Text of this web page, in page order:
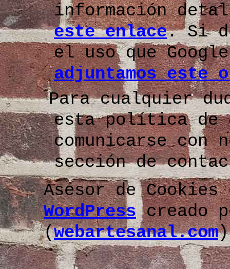
información
este enlace. Si
el uso que
adjuntamos este
Para cualquier
esta política de
comunicarse
sección de
Asesor de
WordPresscreado
(webartesanal.com)